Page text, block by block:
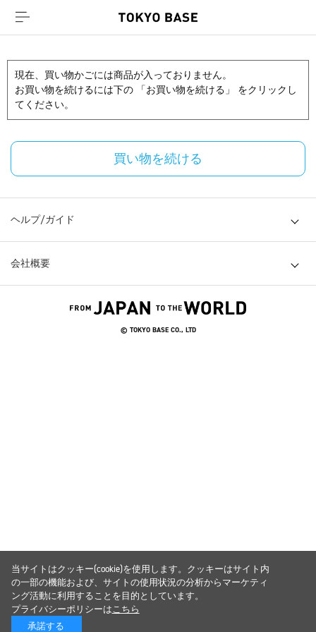
現在、買い物かごには商品が入っておりません。
お買い物を続けるには下の 「お買い物を続ける」 をクリックし
てください。
買い物を続ける
ヘルプ/ガイド
会社概要
© TOKYO BASE CO., LTD
当サイトはクッキー(cookie)を使用します。クッキーはサイト内
の一部の機能および、サイトの使用状況の分析からマーケティ
ング活動に利用することを目的としています。
プライバシーポリシーはこちら
承諾する